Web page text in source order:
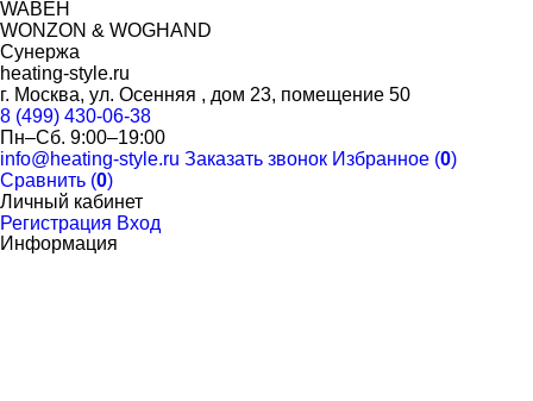
WABEH
WONZON & WOGHAND
Сунержа
heating-style.ru
г. Москва, ул. Осенняя , дом 23, помещение 50
8 (499) 430-06-38
Пн–Сб. 9:00–19:00
info@heating-style.ru Заказать звонок Избранное (0)
Сравнить (0)
Личный кабинет
Регистрация Вход
Информация